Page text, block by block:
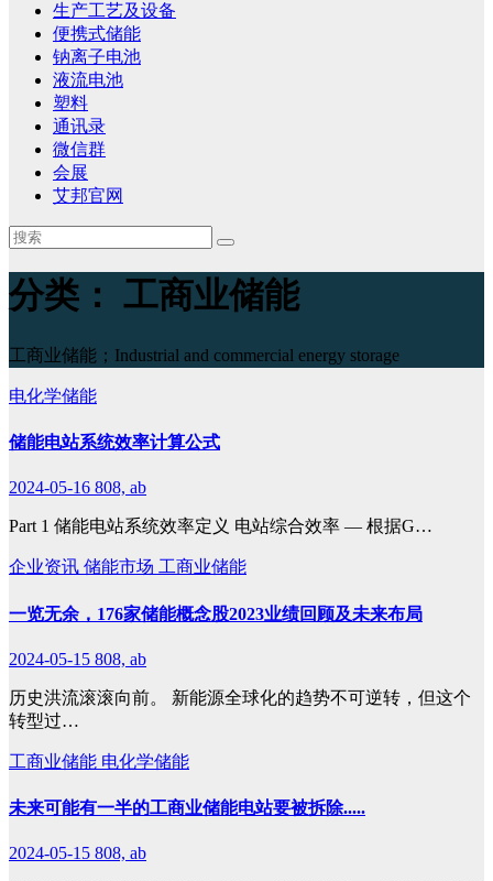
生产工艺及设备
便携式储能
钠离子电池
液流电池
塑料
通讯录
微信群
会展
艾邦官网
分类： 工商业储能
工商业储能；Industrial and commercial energy storage
电化学储能
储能电站系统效率计算公式
2024-05-16 808, ab
Part 1 储能电站系统效率定义 电站综合效率 — 根据G…
企业资讯 储能市场 工商业储能
一览无余，176家储能概念股2023业绩回顾及未来布局
2024-05-15 808, ab
历史洪流滚滚向前。 新能源全球化的趋势不可逆转，但这个
转型过…
工商业储能 电化学储能
未来可能有一半的工商业储能电站要被拆除.....
2024-05-15 808, ab